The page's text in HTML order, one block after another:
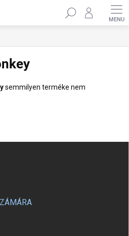
Keresés
semmilyen terméke nem